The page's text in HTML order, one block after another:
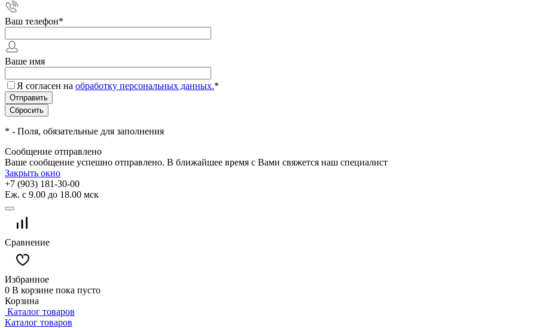
Ваш телефон*
Ваше имя
Я согласен на обработку персональных данных.*
* - Поля, обязательные для заполнения
Сообщение отправлено
Ваше сообщение успешно отправлено. В ближайшее время с Вами свяжется наш специалист
Закрыть окно
+7 (903) 181-30-00
Еж. с 9.00 до 18.00 мск
Сравнение
Избранное
0 В корзине пока пусто
Корзина
Каталог товаров
Каталог товаров